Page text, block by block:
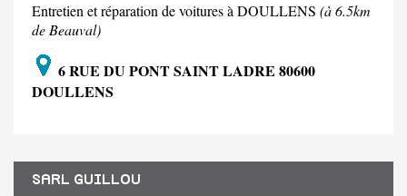
Entretien et réparation de voitures à DOULLENS (à 6.5km
de Beauval)
6 RUE DU PONT SAINT LADRE 80600
DOULLENS
SARL GUILLOU